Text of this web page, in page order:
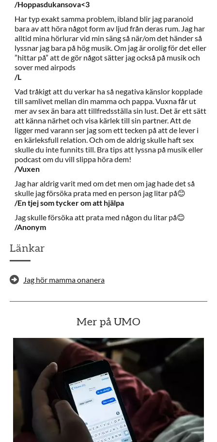
/Hoppasdukansova<3
Har typ exakt samma problem, ibland blir jag paranoid
bara av att höra något form av ljud från deras rum. Jag har
alltid mina hörlurar vid min säng så när/om det händer så
lyssnar jag bara på hög musik. Om jag är orolig för det eller
”hittar på” att de gör något sätter jag också på musik och
sover med airpods
/L
Vad tråkigt att du verkar ha så negativa känslor kopplade
till samlivet mellan din mamma och pappa. Vuxna får ut
mer av sex än bara att tillfredsställa sin lust. Det är ett sätt
att känna närhet och visa kärlek till sin partner. Att de
ligger med varann ser jag som ett tecken på att de lever i
en kärleksfull relation. Och om de aldrig skulle haft sex
skulle du inte funnits till. Bra tips att lyssna på musik eller
podcast om du vill slippa höra dem!
/Vuxen
Jag har aldrig varit med om det men om jag hade det så
skulle jag försöka prata med en person jag litar på😊
/En tjej som tycker om att hjälpa
Jag skulle försöka att prata med någon du litar på😊
/Anonym
Länkar
Jag hör mamma onanera
Mer på UMO